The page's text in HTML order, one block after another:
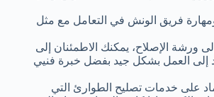
فريق الونش في التعامل مع مثل
ورشة الإصلاح، يمكنك الاطمئنان إلى
إلى العمل بشكل جيد بفضل خبرة فنيي
على خدمات تصليح الطوارئ التي